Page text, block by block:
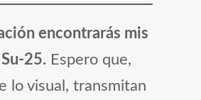
encontrarás mis
25. Espero que,
lo visual, transmitan